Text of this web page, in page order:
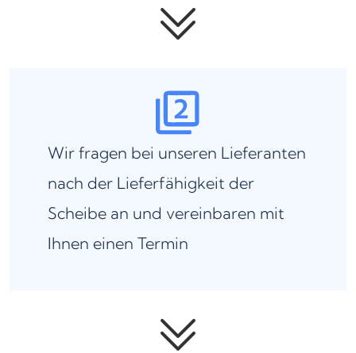
Wir fragen bei unseren Lieferanten
nach der Lieferfähigkeit der
Scheibe an und vereinbaren mit
Ihnen einen Termin